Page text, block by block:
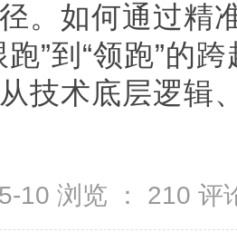
。如何通过精
跑”到“领跑”的
技术底层逻辑
10 浏览 ： 210 评